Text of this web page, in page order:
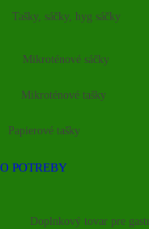
Tašky, sáčky, hyg sáčky
Mikroténové sáčky
Mikroténové tašky
Papierové tašky
POTREBY
Doplnkový tovar pre